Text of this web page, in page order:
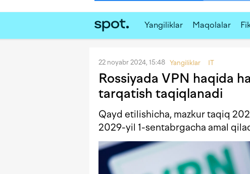
Yangiliklar Maqolalar
22 noyabr 2024, 15:48 Yangiliklar IT
Rossiyada VPN haqida
tarqatish taqiqlanadi
Qayd etilishicha, mazkur taqiq
2029-yil 1-sentabrgacha amal